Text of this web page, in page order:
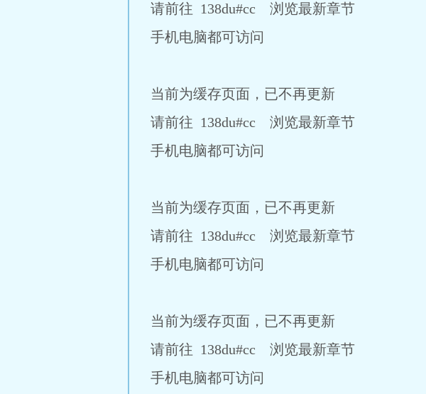
请前往 138du#cc 浏览最新章节
手机电脑都可访问
当前为缓存页面，已不再更新
请前往 138du#cc 浏览最新章节
手机电脑都可访问
当前为缓存页面，已不再更新
请前往 138du#cc 浏览最新章节
手机电脑都可访问
当前为缓存页面，已不再更新
请前往 138du#cc 浏览最新章节
手机电脑都可访问